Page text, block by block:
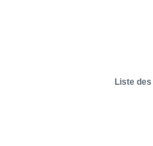
Liste